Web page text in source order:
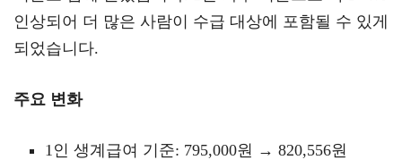
인상되어 더 많은 사람이 수급 대상에 포함될 수 있게
되었습니다.
주요 변화
1인 생계급여 기준: 795,000원 → 820,556원